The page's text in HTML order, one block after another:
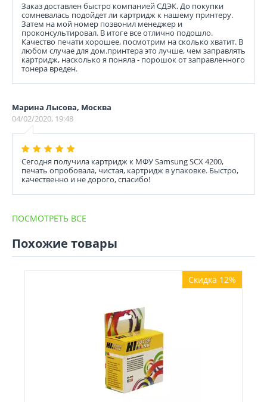
Заказ доставлен быстро компанией СДЭК. До покупки
сомневалась подойдет ли картридж к нашему принтеру.
Затем на мой номер позвонил менеджер и
проконсультировал. В итоге все отлично подошло.
Качество печати хорошее, посмотрим на сколько хватит. В
любом случае для дом.принтера это лучше, чем заправлять
картридж, насколько я поняла - порошок от заправленного
тонера вреден.
Марина Лысова, Москва
04/02/2020, 19:48
Сегодня получила картридж к МФУ Samsung SCX 4200,
печать опробовала, чистая, картридж в упаковке. Быстро,
качественно и не дорого, спасибо!
ПОСМОТРЕТЬ ВСЕ
Похожие товары
Скидка 12%